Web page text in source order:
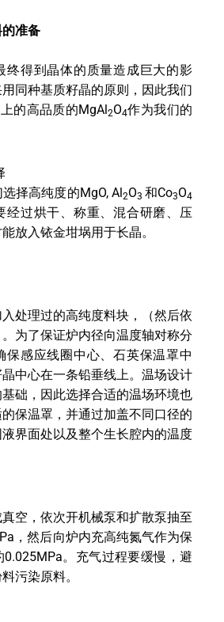
准备
终得到晶体的质量造成巨大的影
同种基质籽晶的原则，因此我们
的高品质的MgAl2O4作为我们的
择高纯度的MgO, Al2O3 和Co3O4
经过烘干、称重、混合研磨、压
放入铱金坩埚用于长晶。
处理过的高纯度料块，（然后依
为了保证炉内径向温度轴对称分
保感应线圈中心、石英保温罩中
中心在一条铅垂线上。温场设计
础，因此选择合适的温场环境也
保温罩，并通过加盖不同口径的
界面处以及整个生长腔内的温度
空，依次开机械泵和扩散泵抽至
Pa，然后向炉内充高纯氮气作为保
。充气过程要缓慢，避
污染原料。